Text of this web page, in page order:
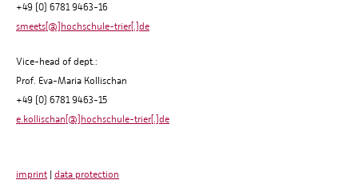
+49 (0) 6781 9463-16
smeets[@]hochschule-trier[.]de
Vice-head of dept.:
Prof. Eva-Maria Kollischan
+49 (0) 6781 9463-15
e.kollischan[@]hochschule-trier[.]de
imprint | data protection